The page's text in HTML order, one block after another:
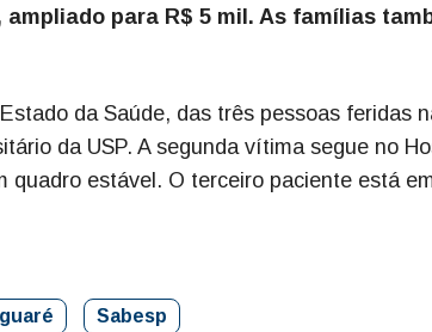
para R$ 5 mil. As famílias
da Saúde, das três pessoas feridas
da USP. A segunda vítima segue no
quadro estável. O terceiro paciente está
Sabesp